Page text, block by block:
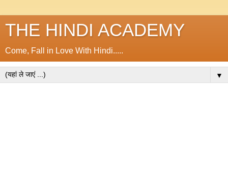
THE HINDI ACADEMY
Come, Fall in Love With Hindi.....
▼